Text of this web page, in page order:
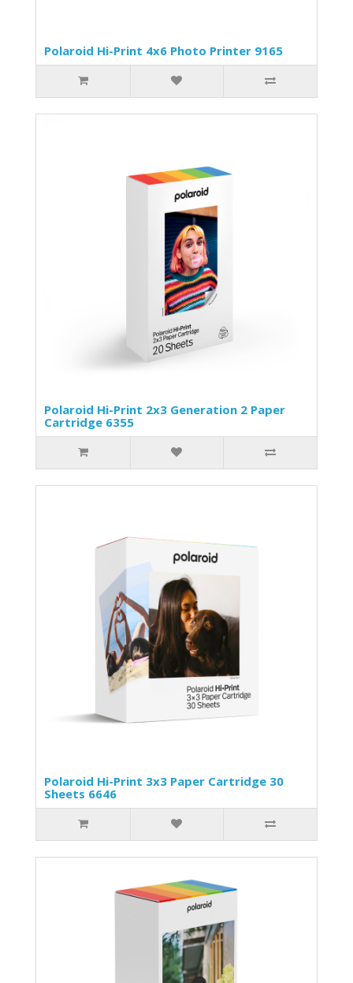
Polaroid Hi-Print 4x6 Photo Printer 9165
Polaroid Hi-Print 2x3 Generation 2 Paper
Cartridge 6355
Polaroid Hi-Print 3x3 Paper Cartridge 30
Sheets 6646